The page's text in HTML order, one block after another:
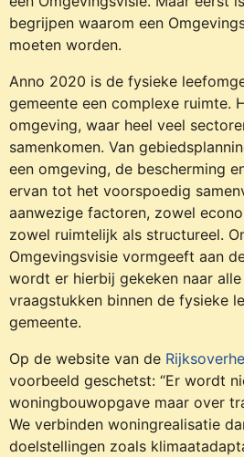
begrijpen waarom een
moeten worden.
Anno 2020 is de fysieke
gemeente een complexe ruimte.
omgeving, waar heel veel
samenkomen. Van
een omgeving, de bescherming
ervan tot het voorspoedig
aanwezige factoren, zowel
zowel ruimtelijk als structureel.
Omgevingsvisie vormgeeft aan
wordt er hierbij gekeken naar
vraagstukken binnen de fysieke
gemeente.
Op de website van de
voorbeeld geschetst: “Er wordt
woningbouwopgave maar over
We verbinden woningrealisatie
doelstellingen zoals